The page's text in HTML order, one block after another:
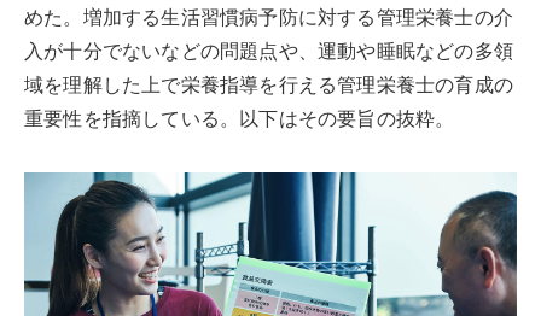
めた。増加する生活習慣病予防に対する管理栄養士の介
入が十分でないなどの問題点や、運動や睡眠などの多領
域を理解した上で栄養指導を行える管理栄養士の育成の
重要性を指摘している。以下はその要旨の抜粋。